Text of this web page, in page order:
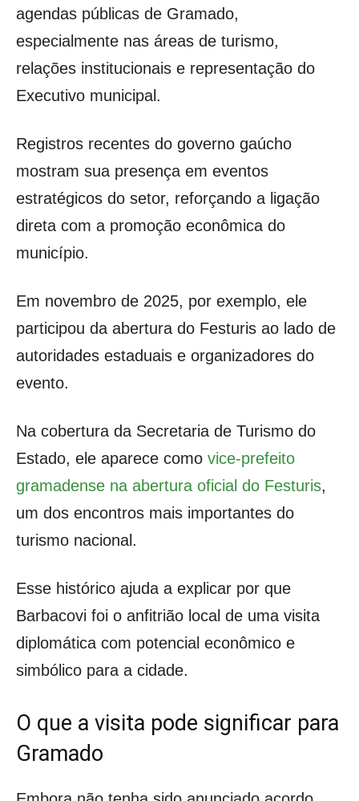
agendas públicas de Gramado,
especialmente nas áreas de turismo,
relações institucionais e representação do
Executivo municipal.
Registros recentes do governo gaúcho
mostram sua presença em eventos
estratégicos do setor, reforçando a ligação
direta com a promoção econômica do
município.
Em novembro de 2025, por exemplo, ele
participou da abertura do Festuris ao lado de
autoridades estaduais e organizadores do
evento.
Na cobertura da Secretaria de Turismo do
Estado, ele aparece como vice-prefeito
gramadense na abertura oficial do Festuris,
um dos encontros mais importantes do
turismo nacional.
Esse histórico ajuda a explicar por que
Barbacovi foi o anfitrião local de uma visita
diplomática com potencial econômico e
simbólico para a cidade.
O que a visita pode significar para
Gramado